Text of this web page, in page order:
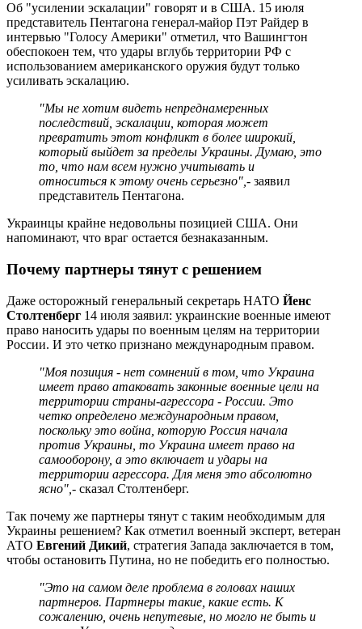
Об "усилении эскалации" говорят и в США. 15 июля
представитель Пентагона генерал-майор Пэт Райдер в
интервью "Голосу Америки" отметил, что Вашингтон
обеспокоен тем, что удары вглубь территории РФ с
использованием американского оружия будут только
усиливать эскалацию.
"Мы не хотим видеть непреднамеренных
последствий, эскалации, которая может
превратить этот конфликт в более широкий,
который выйдет за пределы Украины. Думаю, это
то, что нам всем нужно учитывать и
относиться к этому очень серьезно",- заявил
представитель Пентагона.
Украинцы крайне недовольны позицией США. Они
напоминают, что враг остается безнаказанным.
Почему партнеры тянут с решением
Даже осторожный генеральный секретарь НАТО Йенс
Столтенберг 14 июля заявил: украинские военные имеют
право наносить удары по военным целям на территории
России. И это четко признано международным правом.
"Моя позиция - нет сомнений в том, что Украина
имеет право атаковать законные военные цели на
территории страны-агрессора - России. Это
четко определено международным правом,
поскольку это война, которую Россия начала
против Украины, то Украина имеет право на
самооборону, а это включает и удары на
территории агрессора. Для меня это абсолютно
ясно", - сказал Столтенберг.
Так почему же партнеры тянут с таким необходимым для
Украины решением? Как отметил военный эксперт, ветеран
АТО Евгений Дикий, стратегия Запада заключается в том,
чтобы остановить Путина, но не победить его полностью.
"Это на самом деле проблема в головах наших
партнеров. Партнеры такие, какие есть. К
сожалению, очень непутевые, но могло не быть и